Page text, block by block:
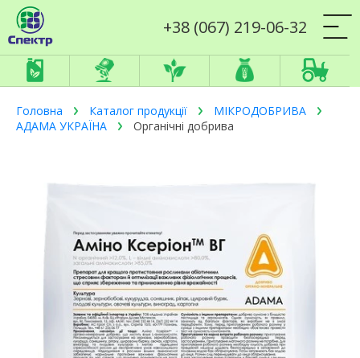
+38 (067) 219-06-32
Головна Каталог продукції
МІКРОДОБРИВА
АДАМА УКРАЇНА
Органічні добрива